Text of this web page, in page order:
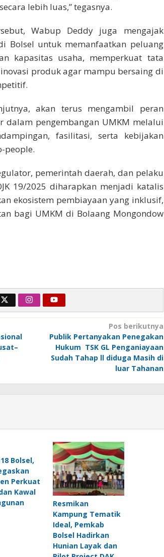
lebih luas,” tegasnya.
Wabup Deddy juga mengajak
Bolsel untuk memanfaatkan peluang
kapasitas usaha, memperkuat tata
produk agar mampu bersaing di
akan terus mengambil peran
dalam pengembangan UMKM melalui
fasilitasi, serta kebijakan
people.
pemerintah daerah, dan pelaku
19/2025 diharapkan menjadi katalis
ekosistem pembiayaan yang inklusif,
bagi UMKM di Bolaang Mongondow
Pos berikutnya
Publik Pertanyakan Penegakan
Hukum TSK GL Penganiayaan
Sudah Tahap ll diduga Masih di
luar Tahanan
Bolsel,
Perkuat
Kawal
Resmikan
Kampung Tematik
Ideal, Pemkab
Bolsel Hadirkan
Hunian Layak dan